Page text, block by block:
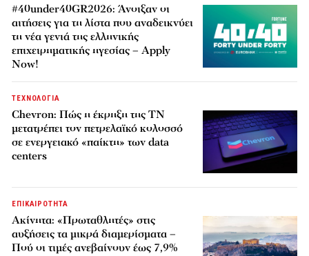
#40under40GR2026: Άνοιξαν οι
αιτήσεις για τη λίστα που αναδεικνύει
τη νέα γενιά της ελληνικής
επιχειρηματικής ηγεσίας – Apply
Now!
ΤΕΧΝΟΛΟΓΙΑ
Chevron: Πώς η έκρηξη της ΤΝ
μετατρέπει τον πετρελαϊκό κολοσσό
σε ενεργειακό «παίκτη» των data
centers
ΕΠΙΚΑΙΡΟΤΗΤΑ
Ακίνητα: «Πρωταθλητές» στις
αυξήσεις τα μικρά διαμερίσματα –
Πού οι τιμές ανεβαίνουν έως 7,9%